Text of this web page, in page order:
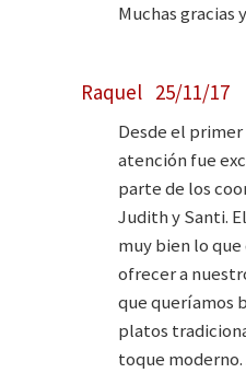
Muchas gracias
Raquel 25/11/17
Desde el
atención fue
parte de los
Judith y Santi.
muy bien lo
ofrecer a
que queríamos
platos
toque moderno.